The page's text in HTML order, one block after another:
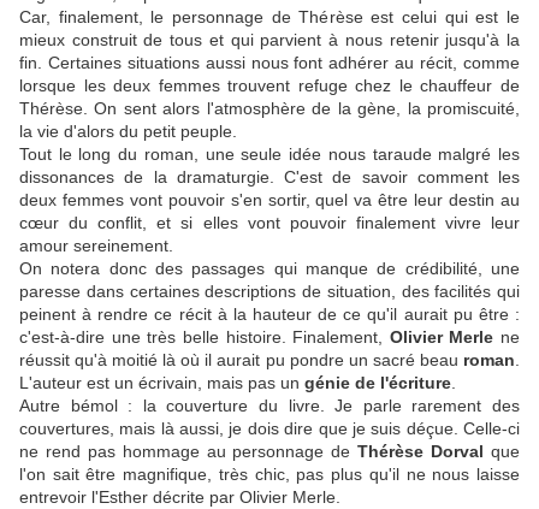
Car, finalement, le personnage de Thérèse est celui qui est le
mieux construit de tous et qui parvient à nous retenir jusqu'à la
fin. Certaines situations aussi nous font adhérer au récit, comme
lorsque les deux femmes trouvent refuge chez le chauffeur de
Thérèse. On sent alors l'atmosphère de la gène, la promiscuité,
la vie d'alors du petit peuple.
Tout le long du roman, une seule idée nous taraude malgré les
dissonances de la dramaturgie. C'est de savoir comment les
deux femmes vont pouvoir s'en sortir, quel va être leur destin au
cœur du conflit, et si elles vont pouvoir finalement vivre leur
amour sereinement.
On notera donc des passages qui manque de crédibilité, une
paresse dans certaines descriptions de situation, des facilités qui
peinent à rendre ce récit à la hauteur de ce qu'il aurait pu être :
c'est-à-dire une très belle histoire. Finalement, Olivier Merle ne
réussit qu'à moitié là où il aurait pu pondre un sacré beau roman
L'auteur est un écrivain, mais pas un génie de l'écriture
Autre bémol : la couverture du livre. Je parle rarement des
couvertures, mais là aussi, je dois dire que je suis déçue. Celle-ci
ne rend pas hommage au personnage deThérèse Dorval que
l'on sait être magnifique, très chic, pas plus qu'il ne nous laisse
entrevoir l'Esther décrite par Olivier Merle.